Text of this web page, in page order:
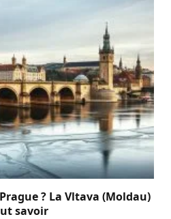
? La Vltava (Moldau)
savoir